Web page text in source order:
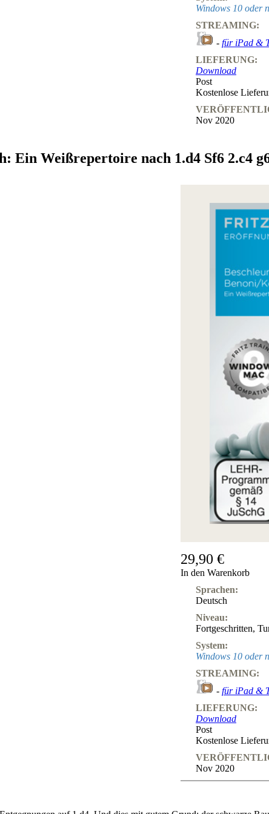
Windows 10 oder
STREAMING:
- für iPad &
LIEFERUNG:
Download
Post
Kostenlose
Nov 2020
Ein Weißrepertoire nach 1.d4 Sf6 2.c4
29,90 €
In den Warenkorb
Sprachen:
Deutsch
Niveau:
Fortgeschritten,
System:
Windows 10 oder
STREAMING:
- für iPad &
LIEFERUNG:
Download
Post
Kostenlose
Nov 2020